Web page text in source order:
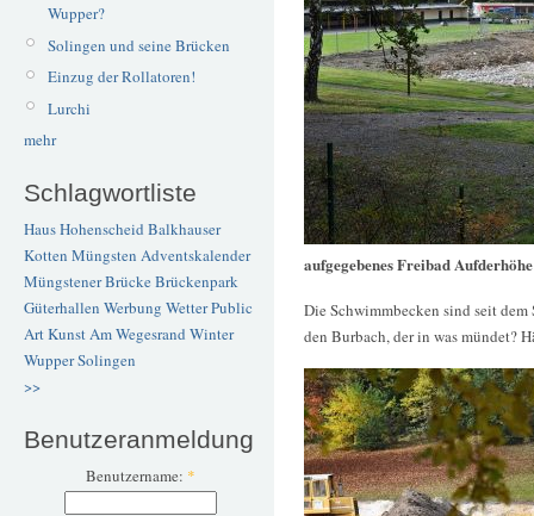
Wupper?
Solingen und seine Brücken
Einzug der Rollatoren!
Lurchi
mehr
Schlagwortliste
Haus Hohenscheid Balkhauser
Kotten Müngsten Adventskalender
Müngstener BrückeBrückenpark
Güterhallen Werbung WetterPublic
ArtKunstAm Wegesrand Winter
WupperSolingen
>>
Benutzeranmeldung
Benutzername: *
aufgegebenes Freibad Aufderhöhe
Die Schwimmbecken sind seit
den Burbach, der in was mündet?